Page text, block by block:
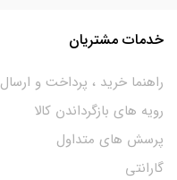
خدمات مشتریان
راهنما خرید ، پرداخت و ارسال
رویه های بازگرداندن کالا
پرسش های متداول
گارانتی